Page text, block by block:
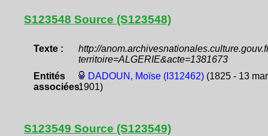
S123548 Source (S123548)
Texte :
http://
territoire=ALGERIE&acte=1381673
Entités
associées:
DADOUN, Moïse (I312462)(1825 - 13
1901)
S123549 Source (S123549)